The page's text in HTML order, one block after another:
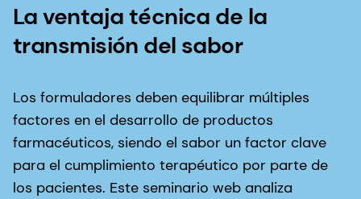
La ventaja técnica de la
transmisión del sabor
Los formuladores deben equilibrar múltiples
factores en el desarrollo de productos
farmacéuticos, siendo el sabor un factor clave
para el cumplimiento terapéutico por parte de
los pacientes. Este seminario web analiza